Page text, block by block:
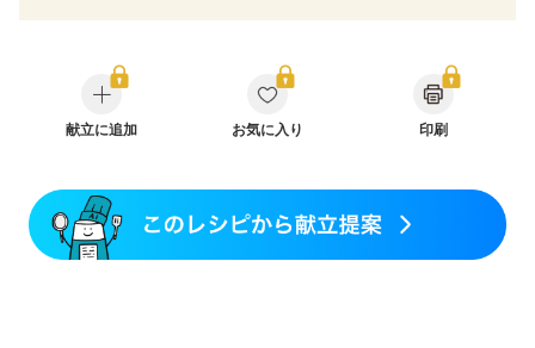
糖尿病性腎症（第１期）
糖尿病性腎症（第２期）
糖尿病性腎症（第３期）
CKD（ステージ１）
CKD（ステージ２）
CKD（ステージ３a）
乳がん治療を終えた方・経過観察中の方など
飲み込みにくい
味の感じ方が変わった
妊娠中(初期)
妊婦健診・体重増加が気になる（初期）
献立に追加 お気に入り 印刷